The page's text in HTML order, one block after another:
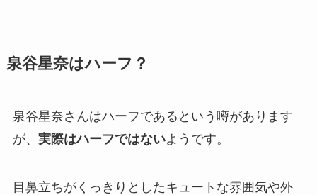
泉谷星奈はハーフ？
泉谷星奈さんはハーフであるという噂があります
が、 実際はハーフではないようです。
目鼻立ちがくっきりとしたキュートな雰囲気や外